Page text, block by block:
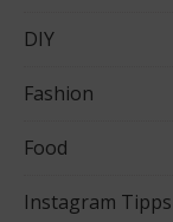
DIY
Fashion
Food
Instagram Tipps